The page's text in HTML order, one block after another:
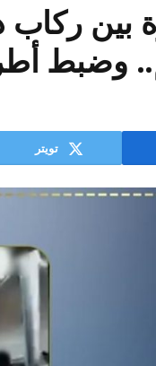
ركاب
وضبط
تويتر